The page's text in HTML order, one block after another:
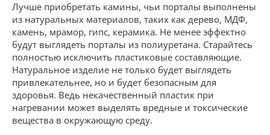
Лучше приобретать камины, чьи порталы выполнены
из натуральных материалов, таких как дерево, МДФ,
камень, мрамор, гипс, керамика. Не менее эффектно
будут выглядеть порталы из полиуретана. Старайтесь
полностью исключить пластиковые составляющие.
Натуральное изделие не только будет выглядеть
привлекательнее, но и будет безопасным для
здоровья. Ведь некачественный пластик при
нагревании может выделять вредные и токсические
вещества в окружающую среду.